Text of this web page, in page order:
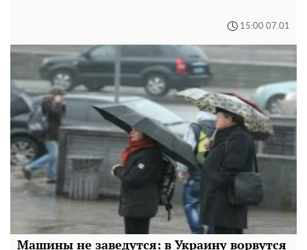
15:00 07.01
Машины не заведутся: в Украину ворвутся